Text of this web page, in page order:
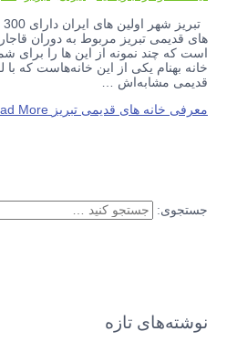
های قدیمی تبریز مربوط به دوران
است که چند نمونه از این ها را برای
خانه‌ بهنام یکی از این خانه‌هاست که با
قدیمی مشابه‌اش …
معرفی خانه های قدیمی تبریز
جستجوی:
نوشته‌های تازه